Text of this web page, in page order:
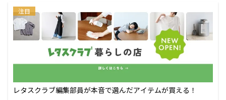
注目
レタスクラブ編集部員が本音で選んだアイテムが買える！